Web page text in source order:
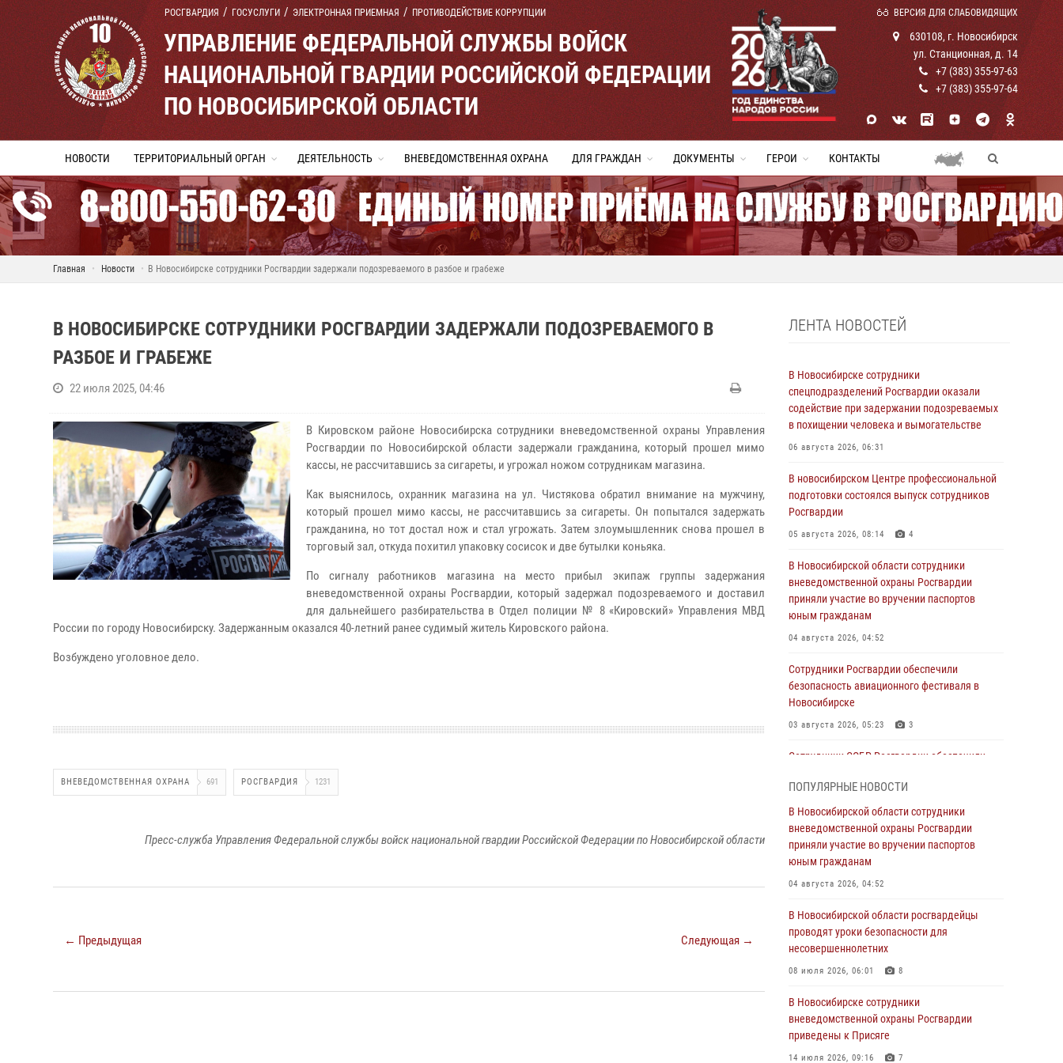
РОСГВАРДИЯ ГОСУСЛУГИ ЭЛЕКТРОННАЯ ПРИЕМНАЯ ПРОТИВОДЕЙСТВИЕ КОРРУПЦИИ ВЕРСИЯ ДЛЯ СЛАБОВИДЯЩИХ
УПРАВЛЕНИЕ ФЕДЕРАЛЬНОЙ СЛУЖБЫ ВОЙСК
НАЦИОНАЛЬНОЙ ГВАРДИИ РОССИЙСКОЙ ФЕДЕРАЦИИ
ПО НОВОСИБИРСКОЙ ОБЛАСТИ
630108, г. Новосибирск
ул. Станционная, д. 14
+7 (383) 355-97-63
+7 (383) 355-97-64
НОВОСТИ ТЕРРИТОРИАЛЬНЫЙ ОРГАН ДЕЯТЕЛЬНОСТЬ ВНЕВЕДОМСТВЕННАЯ ОХРАНА ДЛЯ ГРАЖДАН ДОКУМЕНТЫ ГЕРОИ КОНТАКТЫ
Главная Новости В Новосибирске сотрудники Росгвардии задержали подозреваемого в разбое и грабеже
В НОВОСИБИРСКЕ СОТРУДНИКИ РОСГВАРДИИ ЗАДЕРЖАЛИ ПОДОЗРЕВАЕМОГО В
РАЗБОЕ И ГРАБЕЖЕ
22 июля 2025, 04:46
В Кировском районе Новосибирска сотрудники вневедомственной охраны Управления
Росгвардии по Новосибирской области задержали гражданина, который прошел мимо
кассы, не рассчитавшись за сигареты, и угрожал ножом сотрудникам магазина.
Как выяснилось, охранник магазина на ул. Чистякова обратил внимание на мужчину,
который прошел мимо кассы, не рассчитавшись за сигареты. Он попытался задержать
гражданина, но тот достал нож и стал угрожать. Затем злоумышленник снова прошел в
торговый зал, откуда похитил упаковку сосисок и две бутылки коньяка.
По сигналу работников магазина на место прибыл экипаж группы задержания
вневедомственной охраны Росгвардии, который задержал подозреваемого и доставил
для дальнейшего разбирательства в Отдел полиции № 8 «Кировский» Управления МВД
России по городу Новосибирску. Задержанным оказался 40-летний ранее судимый житель Кировского района.
Возбуждено уголовное дело.
ВНЕВЕДОМСТВЕННАЯ ОХРАНА 691 РОСГВАРДИЯ 1231
Пресс-служба Управления Федеральной службы войск национальной гвардии Российской Федерации по Новосибирской области
← Предыдущая Следующая →
ЛЕНТА НОВОСТЕЙ
В Новосибирске сотрудники
спецподразделений Росгвардии оказали
содействие при задержании подозреваемых
в похищении человека и вымогательстве
06 августа 2026, 06:31
В новосибирском Центре профессиональной
подготовки состоялся выпуск сотрудников
Росгвардии
05 августа 2026, 08:14 4
В Новосибирской области сотрудники
вневедомственной охраны Росгвардии
приняли участие во вручении паспортов
юным гражданам
04 августа 2026, 04:52
Сотрудники Росгвардии обеспечили
безопасность авиационного фестиваля в
Новосибирске
03 августа 2026, 05:23 3
Сотрудники СОБР Росгвардии обеспечили
обысков в рамках расследования серии
мошенничеств
31 июля 2026, 07:52
В Новосибирском военном институте
30 июля 2026, 08:11 8
При силовой поддержке бойцов ОМОН и
СОБР Росгвардии пресечена деятельность
сфере страхования
29 июля 2026, 05:19
В Новосибирске сотрудниками
ПОПУЛЯРНЫЕ НОВОСТИ
В Новосибирской области сотрудники
вневедомственной охраны Росгвардии
приняли участие во вручении паспортов
юным гражданам
04 августа 2026, 04:52
В Новосибирской области росгвардейцы
проводят уроки безопасности для
несовершеннолетних
08 июля 2026, 06:01 8
В Новосибирске сотрудники
вневедомственной охраны Росгвардии
приведены к Присяге
14 июля 2026, 09:16 7